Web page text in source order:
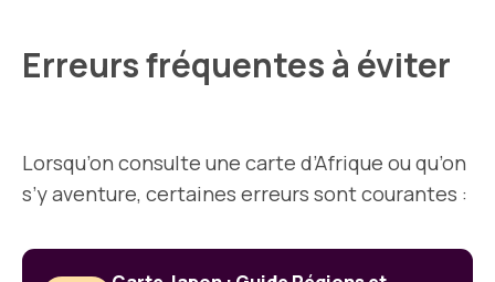
Erreurs fréquentes à éviter
Lorsqu’on consulte une carte d’Afrique ou qu’on
s’y aventure, certaines erreurs sont courantes :